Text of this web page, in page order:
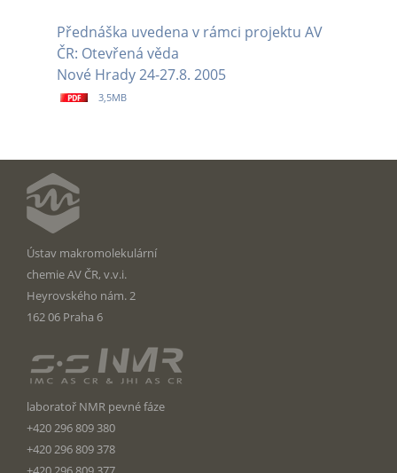
Přednáška uvedena v rámci projektu AV
ČR: Otevřená věda
Nové Hrady 24-27.8. 2005
3,5MB
Ústav makromolekulární
chemie AV ČR, v.v.i.
Heyrovského nám. 2
162 06 Praha 6
laboratoř NMR pevné fáze
+420 296 809 380
+420 296 809 378